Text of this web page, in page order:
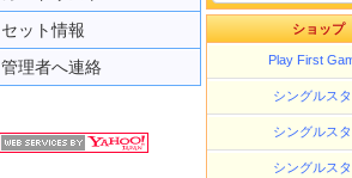
セット情報
管理者へ連絡
ショップ
Play First
シングルス
シングルス
シングルス